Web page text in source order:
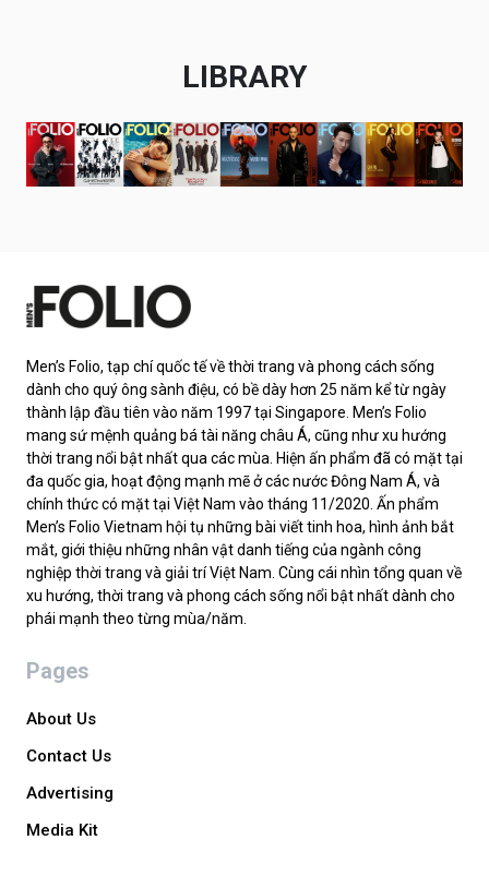
LIBRARY
Men’s Folio, tạp chí quốc tế về thời trang và phong cách sống
dành cho quý ông sành điệu, có bề dày hơn 25 năm kể từ ngày
thành lập đầu tiên vào năm 1997 tại Singapore. Men’s Folio
mang sứ mệnh quảng bá tài năng châu Á, cũng như xu hướng
thời trang nổi bật nhất qua các mùa. Hiện ấn phẩm đã có mặt tại
đa quốc gia, hoạt động mạnh mẽ ở các nước Đông Nam Á, và
chính thức có mặt tại Việt Nam vào tháng 11/2020. Ấn phẩm
Men’s Folio Vietnam hội tụ những bài viết tinh hoa, hình ảnh bắt
mắt, giới thiệu những nhân vật danh tiếng của ngành công
nghiệp thời trang và giải trí Việt Nam. Cùng cái nhìn tổng quan về
xu hướng, thời trang và phong cách sống nổi bật nhất dành cho
phái mạnh theo từng mùa/năm.
Pages
About Us
Contact Us
Advertising
Media Kit